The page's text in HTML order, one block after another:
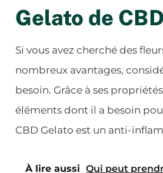
Gelato de
Si vous avez cherché des
nombreux avantages,
besoin. Grâce à ses
éléments dont il a besoin
CBD Gelato est un anti-
À lire aussi Qui peut